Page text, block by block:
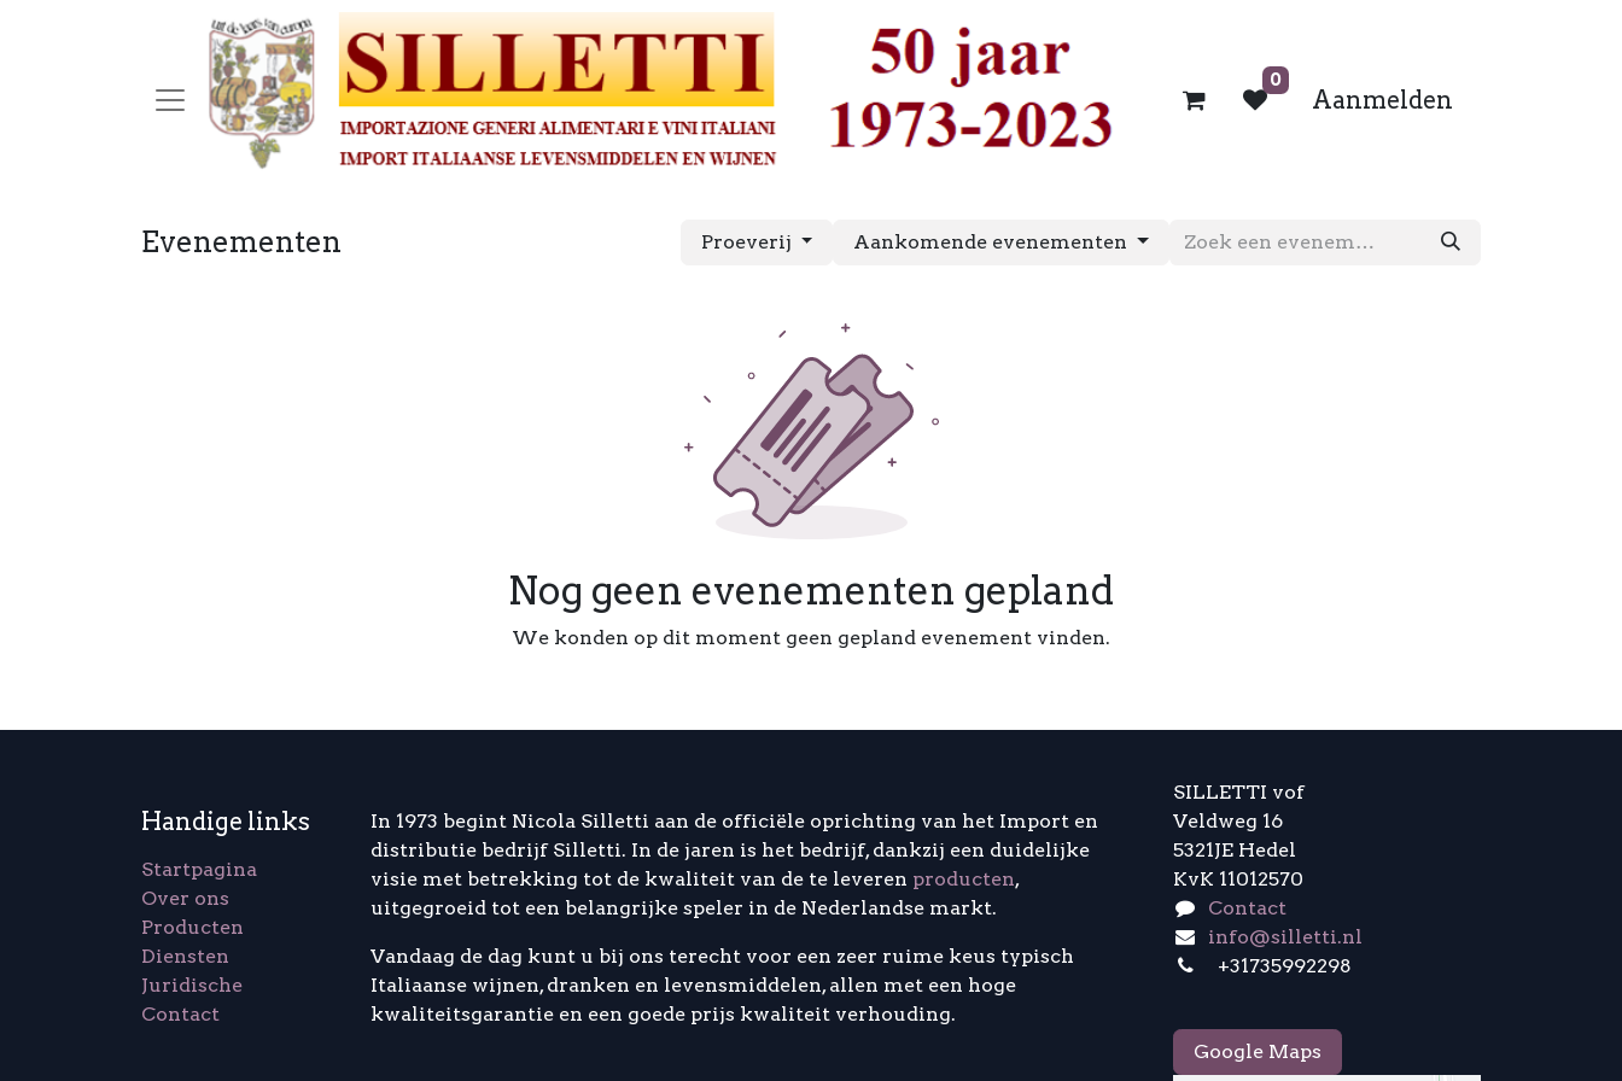
0
Aanmelden
Evenementen Proeverij Aankomende evenementen
Nog geen evenementen gepland
We konden op dit moment geen gepland evenement vinden.
Handige links
Startpagina
Over ons
Producten
Diensten
Juridische
Contact
In 1973 begint Nicola Silletti aan de officiële oprichting van het Import en
distributie bedrijf Silletti. In de jaren is het bedrijf, dankzij een duidelijke
visie met betrekking tot de kwaliteit van de te leveren producten,
uitgegroeid tot een belangrijke speler in de Nederlandse markt.
Vandaag de dag kunt u bij ons terecht voor een zeer ruime keus typisch
Italiaanse wijnen, dranken en levensmiddelen, allen met een hoge
kwaliteitsgarantie en een goede prijs kwaliteit verhouding.
SILLETTI vof
Veldweg 16
5321JE Hedel
KvK 11012570
Contact
info@silletti.nl
+31735992298
Google Maps